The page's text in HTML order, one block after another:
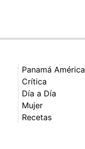
Panamá América
Crítica
Día a Día
Mujer
Recetas